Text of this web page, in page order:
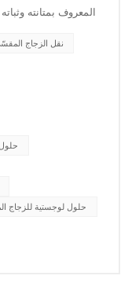
المعروف بمتانته
لهشاشته وحساسيته
نقل الزجاج
حلول
حلول لوجستية للزجاج